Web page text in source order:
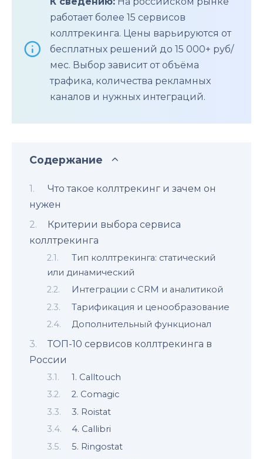
работает более 15 сервисов
коллтрекинга. Цены варьируются от
бесплатных решений до 15 000+ руб/
мес. Выбор зависит от объёма
трафика, количества рекламных
каналов и нужных интеграций.
Содержание
Что такое коллтрекинг и зачем он
нужен
Критерии выбора сервиса
коллтрекинга
Тип коллтрекинга: статический
или динамический
Интеграции с CRM и аналитикой
Тарификация и ценообразование
Дополнительный функционал
ТОП-10 сервисов коллтрекинга в
России
1. Calltouch
2. Comagic
3. Roistat
4. Callibri
5. Ringostat